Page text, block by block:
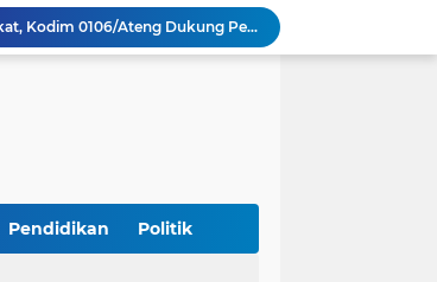
Bupati Aceh Besar Perkuat Sinergi dengan Polres Demi Tingkatkan Pelayanan Masyarakat
Kapolda Aceh Tinjau Kerusakan Rumah Dinas Aspol Lamteumen I Akibat Angin Kencang Disertai Hujan
Kodim 0108/Agara dan Yon TP 855/RD Bersama Warga Cor Pondasi Blok Angkur Jembatan Gantung di Ds. Lawe Ger Ger, Aceh Tenggara
Pendidikan Politik